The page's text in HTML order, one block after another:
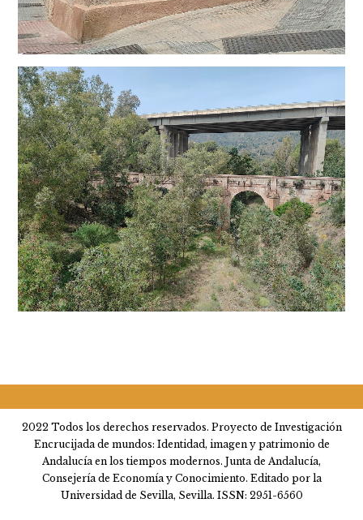
2022 Todos los derechos reservados. Proyecto de Investigación
Encrucijada de mundos: Identidad, imagen y patrimonio de
Andalucía en los tiempos modernos. Junta de Andalucía,
Consejería de Economía y Conocimiento. Editado por la
Universidad de Sevilla, Sevilla. ISSN: 2951-6560